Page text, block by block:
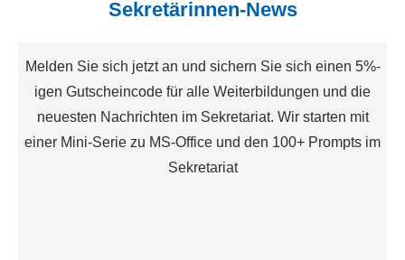
Sekretärinnen-News
Melden Sie sich jetzt an und sichern Sie sich einen 5%-
igen Gutscheincode für alle Weiterbildungen und die
neuesten Nachrichten im Sekretariat. Wir starten mit
einer Mini-Serie zu MS-Office und den 100+ Prompts im
Sekretariat